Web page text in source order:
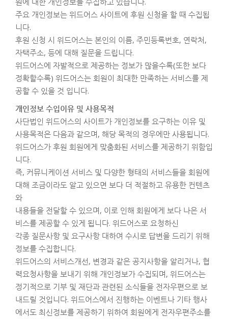
주요 개인정보는 위드어스 사이트에 후원 신청을 할 때 수집됩
니다.
후원 신청 시 위드어스는 본인의 이름, 주민등록번호, 연락처,
자택주소, 등에 대해 질문을 드립니다.
위드어스에 자발적으로 제공하는 정보가 많을수록(또한 보다
정확할수록) 위드어스는 회원이 최대한 만족하는 서비스를 제
공할 수 있을 것 입니다.
개인정보 수입이유 및 사용목적
사단법인 위드어스의 사이트가 개인정보를 요구하는 이유 및
사용목적은 다음과 같으며, 해당 목적의 경우에만 사용됩니다.
위드어스가 후원 회원에게 맞춤화된 서비스를 제공하기 위함입
니다.
즉, 커뮤니케이션 서비스 및 다양한 형태의 서비스들을 회원에
대해 조금이라도 알고 있으면 보다 더 적절하고 유용한 컨텐츠
와
내용들을 전달할 수 있으며, 이로 인해 회원에게 보다 나은 서
비스를 제공할 수 있게 됩니다. 위드어스로 요청하신
각종 질문사항 및 요구사항 대하여 수시로 답변을 드리기 위해
정보를 수집합니다.
위드어스의 서비스개선, 변경과 같은 공지사항을 알리거나, 협
력요청사항을 보내기 위해 개인정보가 수집되며, 위드어스는
정기적으로 기부 및 재단과 관련된 소식들을 전자우편으로 보
내드릴 것입니다. 위드어스에서 진행하는 이벤트나 기타 행사
에서도 최신정보를 제공하기 위하여 회원에게 전자우편주소를